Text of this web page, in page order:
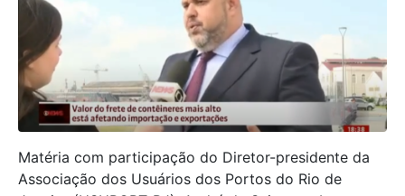
Matéria com participação do Diretor-presidente da
Associação dos Usuários dos Portos do Rio de